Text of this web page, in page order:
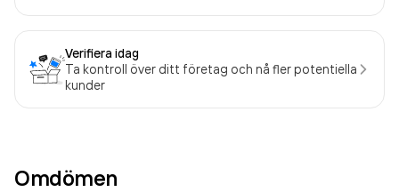
Verifiera idag
Ta kontroll över ditt företag och nå fler potentiella
kunder
Omdömen